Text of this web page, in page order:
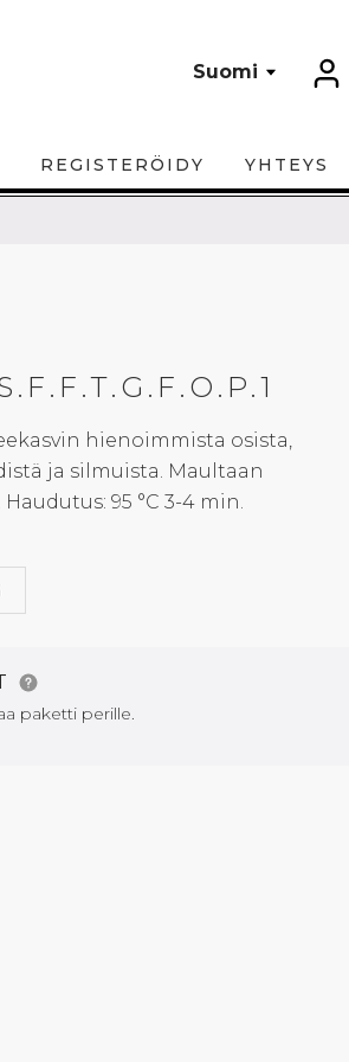
Suomi
REGISTERÖIDY YHTEYS
hienoimmista osista,
ja silmuista. Maultaan
95 °C 3-4 min.
paketti perille.